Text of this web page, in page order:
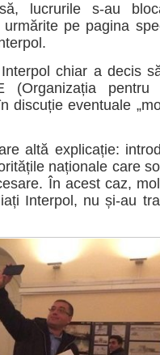
lucrurile s-au
pe pagina
chiar a decis
(Organizația pentru
discuție eventuale
altă explicație:
naționale care
În acest caz,
Interpol, nu și-au